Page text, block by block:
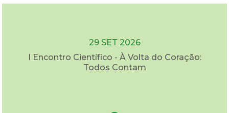
29 SET 2026
I Encontro Científico - À Volta do Coração:
Todos Contam